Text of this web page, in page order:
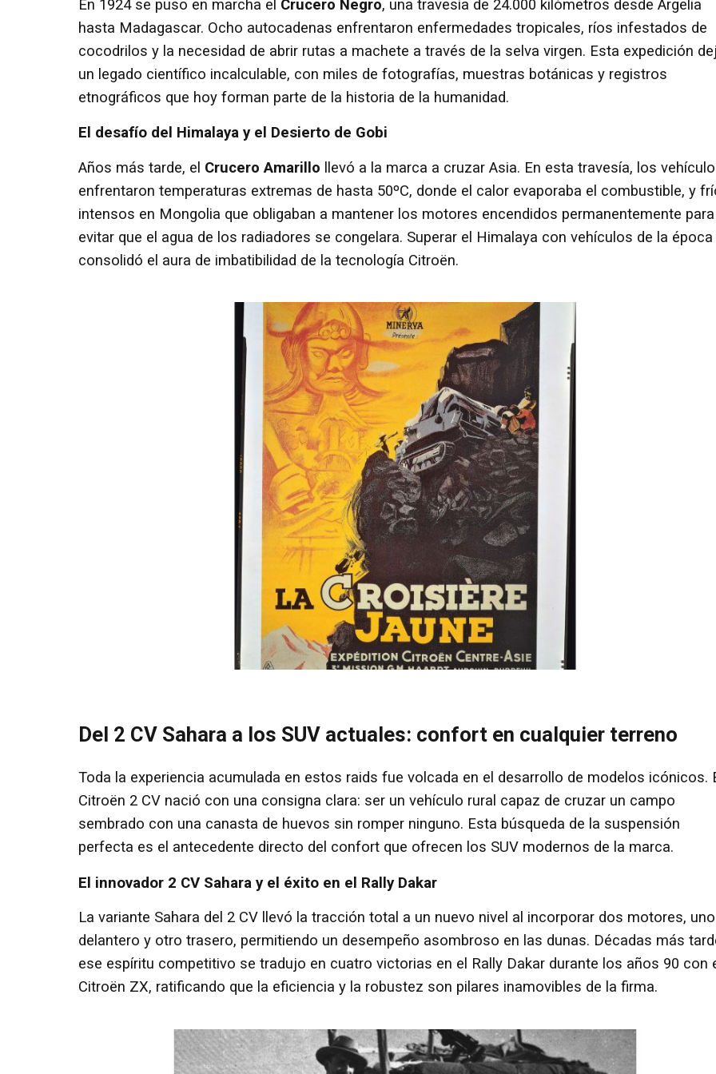
En 1924 se puso en marcha el Crucero Negro, una travesía de 24.000 kilómetros desde Argelia
hasta Madagascar. Ocho autocadenas enfrentaron enfermedades tropicales, ríos infestados de
cocodrilos y la necesidad de abrir rutas a machete a través de la selva virgen. Esta expedición
un legado científico incalculable, con miles de fotografías, muestras botánicas y registros
etnográficos que hoy forman parte de la historia de la humanidad.
El desafío del Himalaya y el Desierto de Gobi
Años más tarde, el Crucero Amarillo llevó a la marca a cruzar Asia. En esta travesía, los
enfrentaron temperaturas extremas de hasta 50ºC, donde el calor evaporaba el combustible, y
intensos en Mongolia que obligaban a mantener los motores encendidos permanentemente para
evitar que el agua de los radiadores se congelara. Superar el Himalaya con vehículos de la época
consolidó el aura de imbatibilidad de la tecnología Citroën.
Del 2 CV Sahara a los SUV actuales: confort en cualquier terreno
Toda la experiencia acumulada en estos raids fue volcada en el desarrollo de modelos icónicos.
Citroën 2 CV nació con una consigna clara: ser un vehículo rural capaz de cruzar un campo
sembrado con una canasta de huevos sin romper ninguno. Esta búsqueda de la suspensión
perfecta es el antecedente directo del confort que ofrecen los SUV modernos de la marca.
El innovador 2 CV Sahara y el éxito en el Rally Dakar
La variante Sahara del 2 CV llevó la tracción total a un nuevo nivel al incorporar dos motores, uno
delantero y otro trasero, permitiendo un desempeño asombroso en las dunas. Décadas más
ese espíritu competitivo se tradujo en cuatro victorias en el Rally Dakar durante los años 90 con
Citroën ZX, ratificando que la eficiencia y la robustez son pilares inamovibles de la firma.